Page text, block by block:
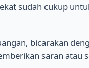
sudah cukup
bicarakan
saran atau